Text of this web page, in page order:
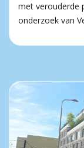
met verouderde
onderzoek van